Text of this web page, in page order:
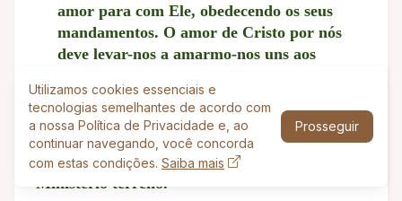
amor para com Ele, obedecendo os seus
mandamentos. O amor de Cristo por nós
deve levar-nos a amarmo-nos uns aos
💓Jesus não só amou, mas também
cuidou de Seus discípulos durante Seu
Ministério terreno.
Utilizamos cookies essenciais e
tecnologias semelhantes de acordo com
a nossa Política de Privacidade e, ao
continuar navegando, você concorda
com estas condições. Saiba mais
Prosseguir